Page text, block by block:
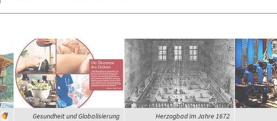
Gesundheit und Globalisierung Herzogbad im Jahre 1672